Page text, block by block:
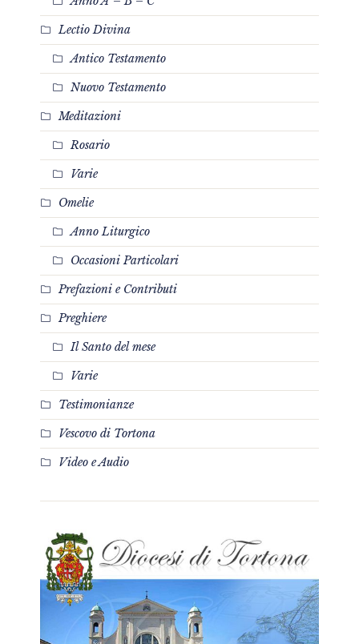
Lectio Divina
Antico Testamento
Nuovo Testamento
Meditazioni
Rosario
Varie
Omelie
Anno Liturgico
Occasioni Particolari
Prefazioni e Contributi
Preghiere
Il Santo del mese
Varie
Testimonianze
Vescovo di Tortona
Video e Audio